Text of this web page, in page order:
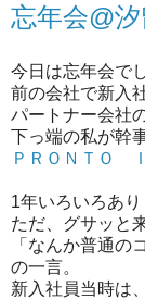
忘年会@汐
今日は忘年会で
前の会社で新入
パートナー会社
下っ端の私が幹
ＰＲＯＮＴＯ
1年いろいろあ
ただ、グサッと
「なんか普通の
の一言。
新入社員当時は